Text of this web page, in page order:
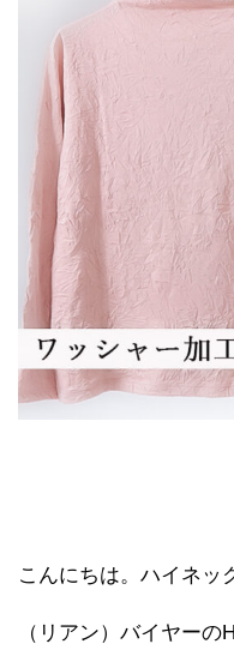
こんにちは。ハイネッ
（リアン）バイヤーの